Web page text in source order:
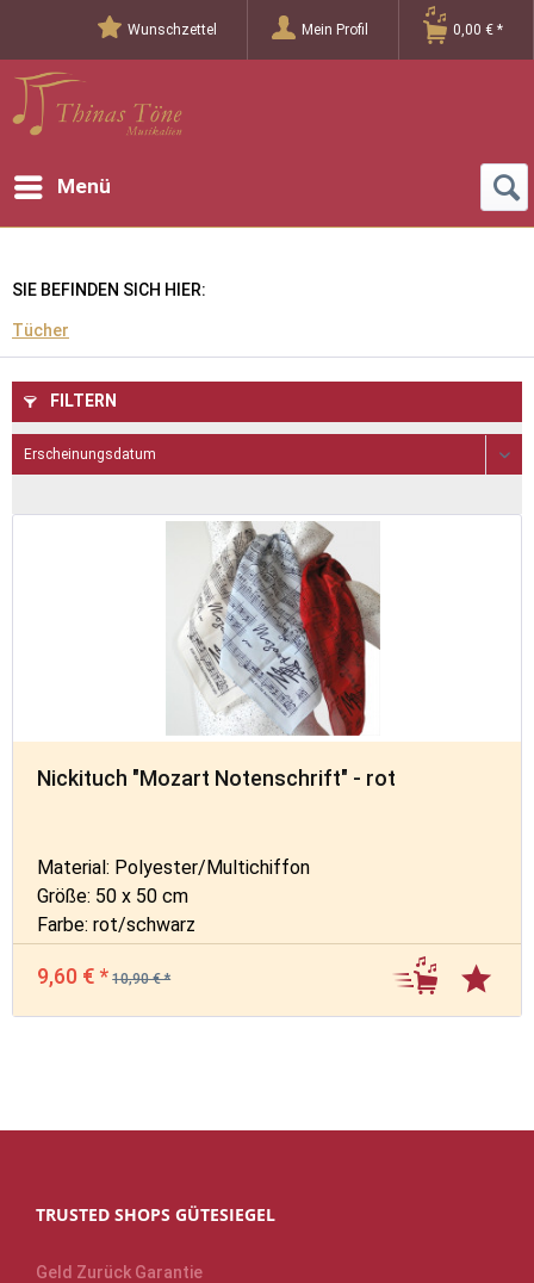
Wunschzettel Mein Profil 0,00 € *
Menü
SIE BEFINDEN SICH HIER:
Tücher
FILTERN
Nickituch "Mozart Notenschrift" - rot
Material: Polyester/Multichiffon
Größe: 50 x 50 cm
Farbe: rot/schwarz
9,60 € * 10,90 € *
TRUSTED SHOPS GÜTESIEGEL
Geld Zurück Garantie